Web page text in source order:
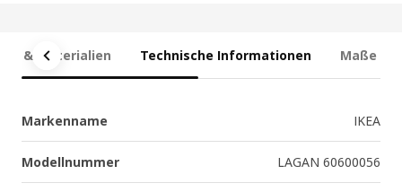
& Materialien Technische Informationen Maße
Markenname IKEA
Modellnummer LAGAN 60600056